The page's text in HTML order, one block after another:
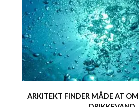
ARKITEKT FINDER MÅDE AT